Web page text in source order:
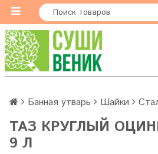
Банная утварь Шайки
ТАЗ КРУГЛЫЙ
9 Л